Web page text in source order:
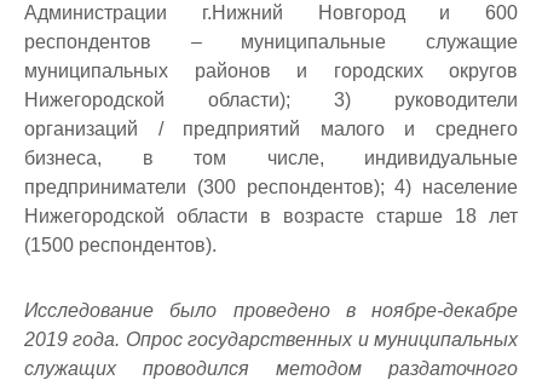
Администрации г.Нижний Новгород и 600
респондентов – муниципальные служащие
муниципальных районов и городских округов
Нижегородской области); 3) руководители
организаций / предприятий малого и среднего
бизнеса, в том числе, индивидуальные
предприниматели (300 респондентов); 4) население
Нижегородской области в возрасте старше 18 лет
(1500 респондентов).
Исследование было проведено в ноябре-декабре
2019 года. Опрос государственных и муниципальных
служащих проводился методом раздаточного